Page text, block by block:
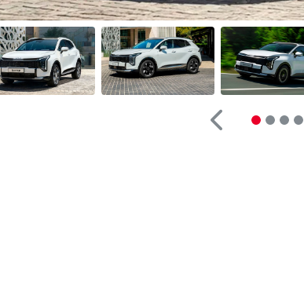
Anterior